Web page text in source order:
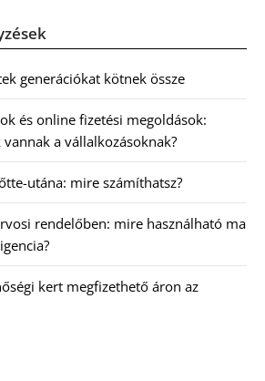
generációkat kötnek össze
és online fizetési megoldások:
a vállalkozásoknak?
utána: mire számíthatsz?
rendelőben: mire használható ma
kert megfizethető áron az